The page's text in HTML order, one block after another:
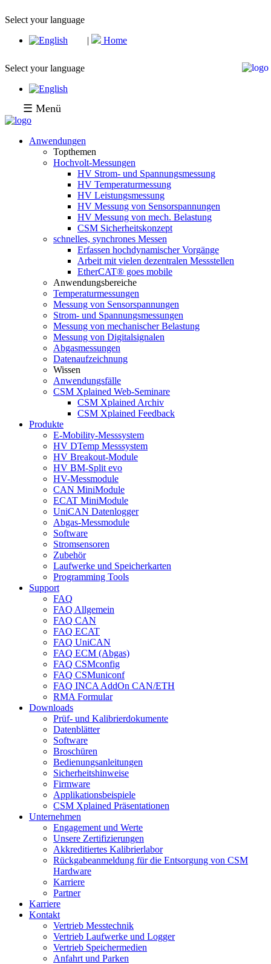
Select your language
|
Home
Select your language
☰ Menü
Anwendungen
Topthemen
Hochvolt-Messungen
HV Strom- und Spannungsmessung
HV Temperaturmessung
HV Leistungsmessung
HV Messung von Sensorspannungen
HV Messung von mech. Belastung
CSM Sicherheitskonzept
schnelles, synchrones Messen
Erfassen hochdynamischer Vorgänge
Arbeit mit vielen dezentralen Messstellen
EtherCAT® goes mobile
Anwendungsbereiche
Temperaturmessungen
Messung von Sensorspannungen
Strom- und Spannungsmessungen
Messung von mechanischer Belastung
Messung von Digitalsignalen
Abgasmessungen
Datenaufzeichnung
Wissen
Anwendungsfälle
CSM Xplained Web-Seminare
CSM Xplained Archiv
CSM Xplained Feedback
Produkte
E-Mobility-Messsystem
HV DTemp Messsystem
HV Breakout-Module
HV BM-Split evo
HV-Messmodule
CAN MiniModule
ECAT MiniModule
UniCAN Datenlogger
Abgas-Messmodule
Software
Stromsensoren
Zubehör
Laufwerke und Speicherkarten
Programming Tools
Support
FAQ
FAQ Allgemein
FAQ CAN
FAQ ECAT
FAQ UniCAN
FAQ ECM (Abgas)
FAQ CSMconfig
FAQ CSMuniconf
FAQ INCA AddOn CAN/ETH
RMA Formular
Downloads
Prüf- und Kalibrierdokumente
Datenblätter
Software
Broschüren
Bedienungsanleitungen
Sicherheitshinweise
Firmware
Applikationsbeispiele
CSM Xplained Präsentationen
Unternehmen
Engagement und Werte
Unsere Zertifizierungen
Akkreditiertes Kalibrierlabor
Rückgabeanmeldung für die Entsorgung von CSM
Hardware
Karriere
Partner
Karriere
Kontakt
Vertrieb Messtechnik
Vertrieb Laufwerke und Logger
Vertrieb Speichermedien
Anfahrt und Parken